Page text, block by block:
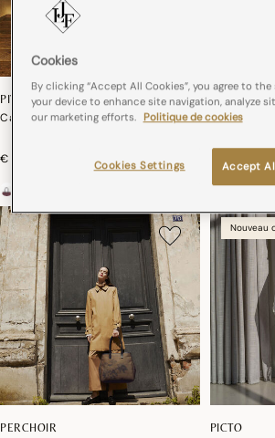
PIVOINE
Cabas porté épaule Pivoine Coton
€ 299,00
PAYSAGE
Cabas
€ 299,00
PERCHOIR
Nouveau
PICTO
Cookies
By clicking “Accept All Cookies”, you agree to
your device to enhance site navigation, analyze
our marketing efforts. Politique de cookies
Accept
Cookies Settings